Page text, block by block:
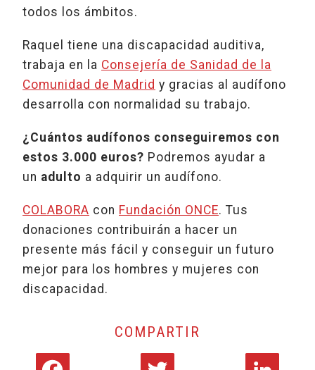
todos los ámbitos.
Raquel tiene una discapacidad auditiva,
trabaja en la Consejería de Sanidad de la
Comunidad de Madrid y gracias al audífono
desarrolla con normalidad su trabajo.
¿Cuántos audífonos conseguiremos con
estos 3.000 euros? Podremos ayudar a
un adulto a adquirir un audífono.
COLABORA con Fundación ONCE. Tus
donaciones contribuirán a hacer un
presente más fácil y conseguir un futuro
mejor para los hombres y mujeres con
discapacidad.
COMPARTIR